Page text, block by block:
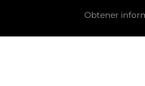
WePadel es una
Obtener